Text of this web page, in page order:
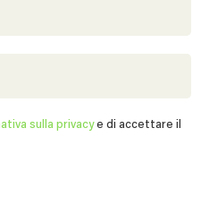
sulla privacye di accettare il